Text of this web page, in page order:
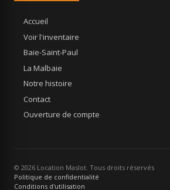
Accueil
Voir l'inventaire
Baie-Saint-Paul
La Malbaie
Notre histoire
Contact
Ouverture de compte
© 2026 Location Maslot. Tous droits réservés
Politique de confidentialité
Conditions d'utilisation